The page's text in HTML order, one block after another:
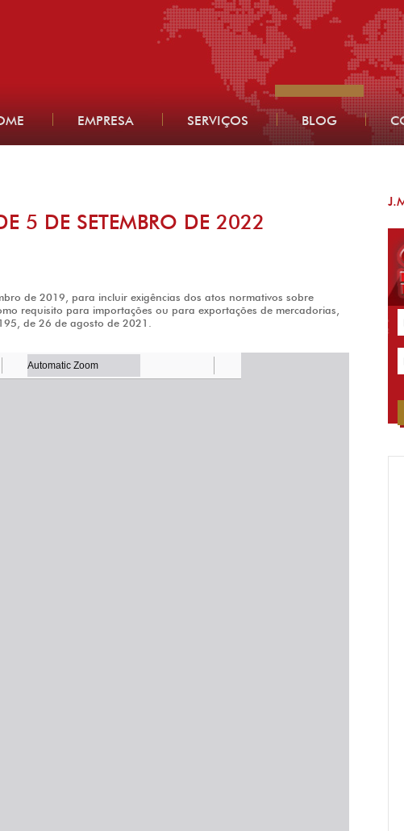
EMPRESA SERVIÇOS BLOG
5 DE SETEMBRO DE 2022
de 2019, para incluir exigências dos atos normativos sobre
requisito para importações ou para exportações de mercadorias,
de 26 de agosto de 2021.